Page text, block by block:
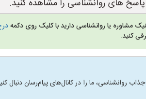
های روانشناسی را مشاهده کنید.
مشاوره یا روانشناسی دارید با کلیک روی دکمه
کنید.
روانشناسی، ما را در کانال‌های پیام‌رسان